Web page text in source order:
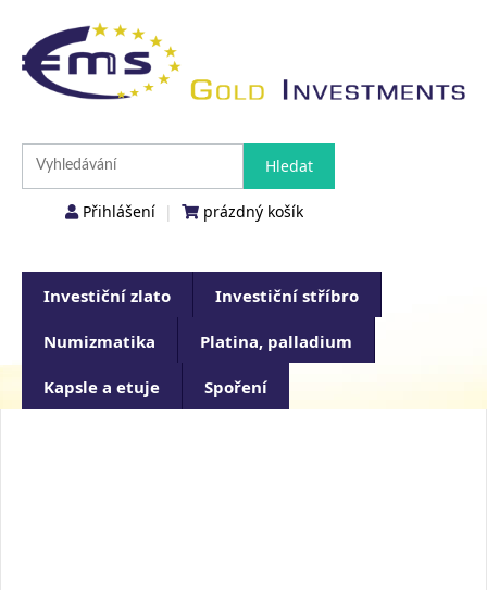
Přihlášení | prázdný košík
Investiční zlato Investiční stříbro
Numizmatika Platina, palladium
Kapsle a etuje Spoření